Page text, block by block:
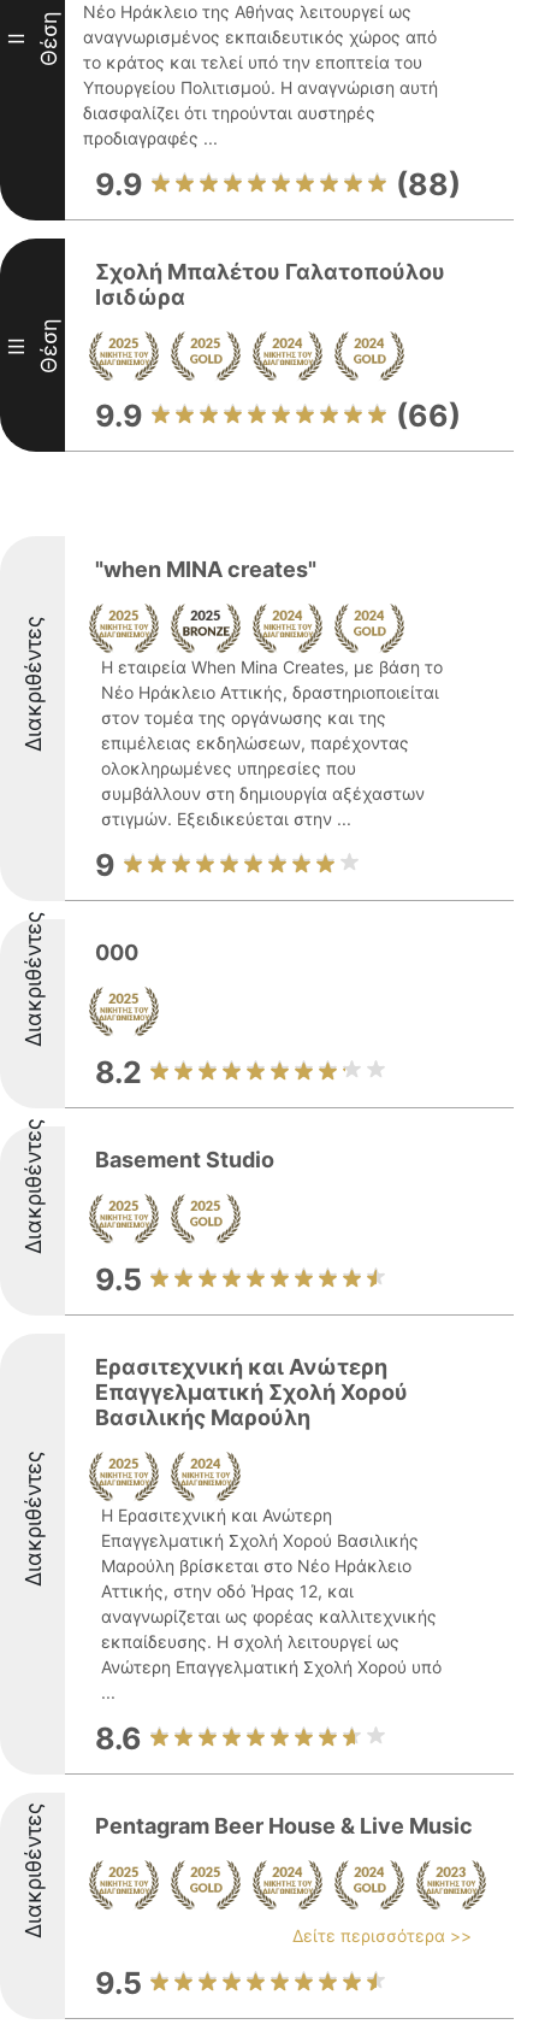
II Θέση
Νέο Ηράκλειο της Αθήνας λειτουργεί ως
αναγνωρισμένος εκπαιδευτικός χώρος από
το κράτος και τελεί υπό την εποπτεία του
Υπουργείου Πολιτισμού. Η αναγνώριση αυτή
διασφαλίζει ότι τηρούνται αυστηρές
προδιαγραφές ...
9.9 (88)
III Θέση
Σχολή Μπαλέτου Γαλατοπούλου
Ισιδώρα
9.9 (66)
Διακριθέντες
"when MINA creates"
Η εταιρεία When Mina Creates, με βάση το
Νέο Ηράκλειο Αττικής, δραστηριοποιείται
στον τομέα της οργάνωσης και της
επιμέλειας εκδηλώσεων, παρέχοντας
ολοκληρωμένες υπηρεσίες που
συμβάλλουν στη δημιουργία αξέχαστων
στιγμών. Εξειδικεύεται στην ...
9
Διακριθέντες 000
8.2
Διακριθέντες Basement Studio
9.5
Διακριθέντες
Ερασιτεχνική και Ανώτερη
Επαγγελματική Σχολή Χορού
Βασιλικής Μαρούλη
Η Ερασιτεχνική και Ανώτερη
Επαγγελματική Σχολή Χορού Βασιλικής
Μαρούλη βρίσκεται στο Νέο Ηράκλειο
Αττικής, στην οδό Ήρας 12, και
αναγνωρίζεται ως φορέας καλλιτεχνικής
εκπαίδευσης. Η σχολή λειτουργεί ως
Ανώτερη Επαγγελματική Σχολή Χορού υπό
...
8.6
Διακριθέντες Pentagram Beer House & Live Music
Δείτε περισσότερα >>
9.5